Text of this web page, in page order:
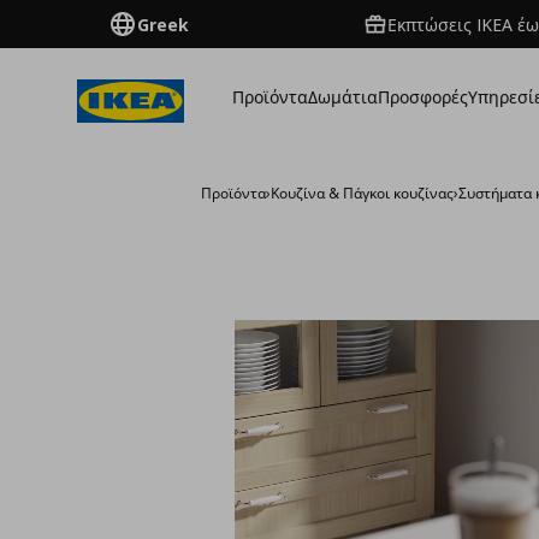
Greek Εκπτώσεις IKEA
ΠροϊόνταΔωμάτιαΠροσφορές
Προϊόντα›Κουζίνα & Πάγκοι κουζίνας›Συστήματα